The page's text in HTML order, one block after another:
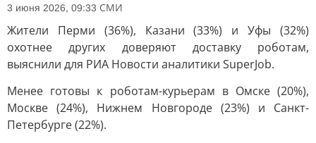
3 июня 2026, 09:33 СМИ
Жители Перми (36%), Казани (33%) и Уфы (32%)
охотнее других доверяют доставку роботам,
выяснили для РИА Новости аналитики SuperJob.
Менее готовы к роботам-курьерам в Омске (20%),
Москве (24%), Нижнем Новгороде (23%) и Санкт-
Петербурге (22%).